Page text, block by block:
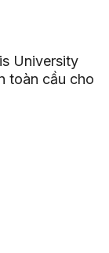
University
toàn cầu cho